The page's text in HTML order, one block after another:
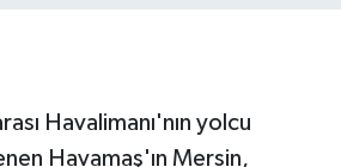
Havalimanı'nın yolcu
Havamaş'ın Mersin,